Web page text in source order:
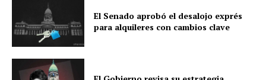
El Senado aprobó el desalojo exprés
para alquileres con cambios clave